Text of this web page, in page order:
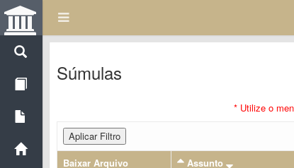
Súmulas
* Utilize o
Aplicar Filtro
Baixar Arquivo
Assunto